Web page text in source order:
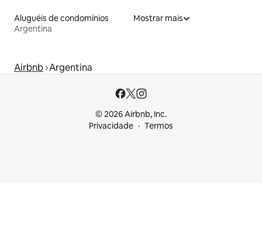
Aluguéis de condomínios
Argentina
Mostrar mais
Airbnb Argentina
© 2026 Airbnb, Inc.
Privacidade
Termos